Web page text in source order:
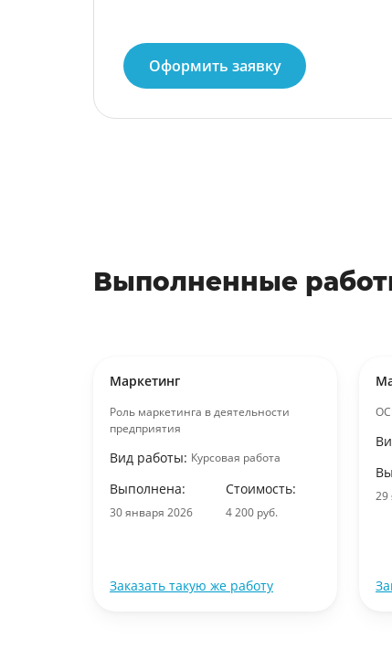
Оформить заявку
Выполненные
Маркетинг
Роль маркетинга в деятельности
предприятия
Вид работы: Курсовая работа
Выполнена:
30 января 2026
Стоимость:
4 200 руб.
Заказать такую же работу
29